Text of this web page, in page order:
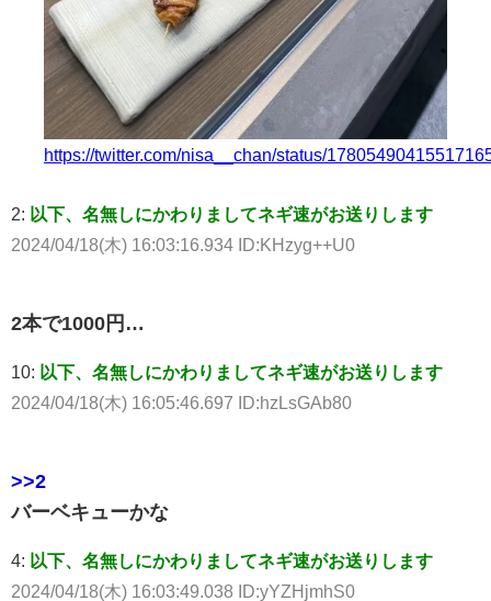
https://twitter.com/nisa__chan/status/
2: 以下、名無しにかわりましてネギ速がお送りします
2024/04/18(木) 16:03:16.934 ID:KHzyg++U0
2本で1000円…
10: 以下、名無しにかわりましてネギ速がお送りします
2024/04/18(木) 16:05:46.697 ID:hzLsGAb80
>>2
バーベキューかな
4: 以下、名無しにかわりましてネギ速がお送りします
2024/04/18(木) 16:03:49.038 ID:yYZHjmhS0